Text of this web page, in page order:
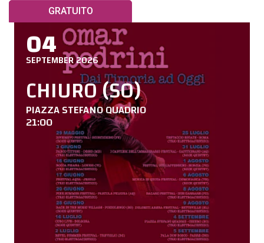
GRATUITO
04
SEPTEMBER 2026
CHIURO (SO)
PIAZZA STEFANO QUADRIO
21:00